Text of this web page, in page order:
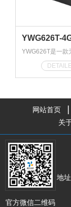
YWG626T-
角传
YWG626T是一款
器，精度为0.1°级
数据协议：自
MODBUS协议
网站首页
关
官方微信二维码
地